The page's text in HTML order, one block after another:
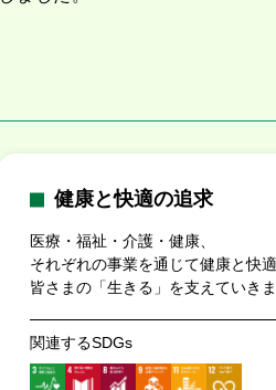
健康と快適の追求
医療・福祉・介護・健康、
それぞれの事業を通じて健康と快適
皆さまの「生きる」を支えていきま
関連するSDGs